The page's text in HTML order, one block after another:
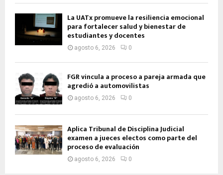
La UATx promueve la resiliencia emocional
para fortalecer salud y bienestar de
estudiantes y docentes
agosto 6, 2026 0
FGR vincula a proceso a pareja armada que
agredió a automovilistas
agosto 6, 2026 0
Aplica Tribunal de Disciplina Judicial
examen a jueces electos como parte del
proceso de evaluación
agosto 6, 2026 0